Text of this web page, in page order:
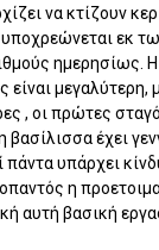
να κτίζουν
εκ
ημερησίως. Η
μεγαλύτερη,
, οι πρώτες
έχει
πάντα υπάρχει
η
αυτή βασική